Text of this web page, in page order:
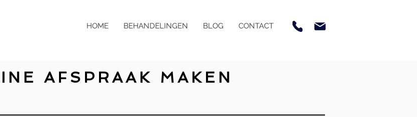
HOME BEHANDELINGEN BLOG CONTACT
AFSPRAAK MAKEN